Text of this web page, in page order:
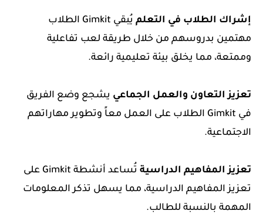
إشراك الطلاب في التعلم
يُبقي Gimkit الطلاب
مهتمين بدروسهم من خلال طريقة لعب تفاعلية
وممتعة، مما يخلق بيئة تعليمية رائعة.
تعزيز التعاون والعمل الجماعي يشجع وضع الفريق
في Gimkit الطلاب على العمل معاً وتطوير مهاراتهم
الاجتماعية.
تعزيز المفاهيم الدراسية
تُساعد أنشطة Gimkit على
تعزيز المفاهيم الدراسية، مما يسهل تذكر المعلومات
المهمة بالنسبة للطالب.